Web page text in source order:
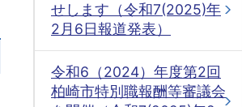
せします（令和7(2025)年
2月6日報道発表）
令和6（2024）年度第2回
柏崎市特別職報酬等審議会